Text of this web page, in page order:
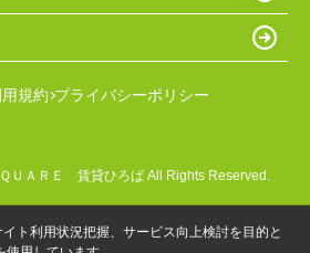
規約 プライバシーポリシー
ＵＡＲＥ 賃貸ひろば All Rights Reserved.
ト利用状況把握、サービス向上検討を目的と